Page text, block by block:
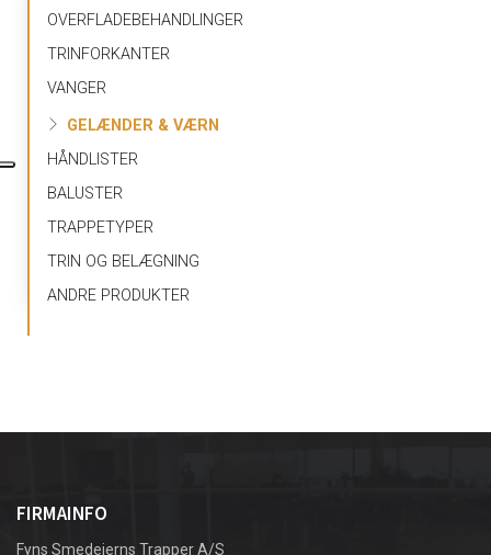
OVERFLADEBEHANDLINGER
TRINFORKANTER
VANGER
GELÆNDER & VÆRN
HÅNDLISTER
BALUSTER
TRAPPETYPER
TRIN OG BELÆGNING
ANDRE PRODUKTER
FIRMAINFO
Fyns Smedejerns Trapper A/S